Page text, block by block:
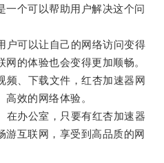
一个可以帮助用户解决这个问
可以让自己的网络访问变得
的体验也会变得更加顺畅。
、下载文件，红杏加速器网
效的网络体验。
办公室，只要有红杏加速器
游互联网，享受到高品质的网